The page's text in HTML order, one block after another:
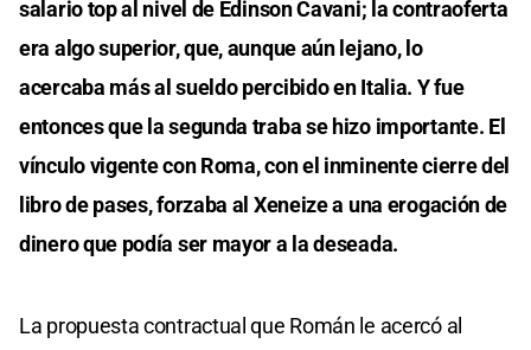
salario top al nivel de Edinson Cavani; la contraoferta
era algo superior, que, aunque aún lejano, lo
acercaba más al sueldo percibido en Italia. Y fue
entonces que la segunda traba se hizo importante. El
vínculo vigente con Roma, con el inminente cierre del
libro de pases, forzaba al Xeneize a una erogación de
dinero que podía ser mayor a la deseada.
La propuesta contractual que Román le acercó al